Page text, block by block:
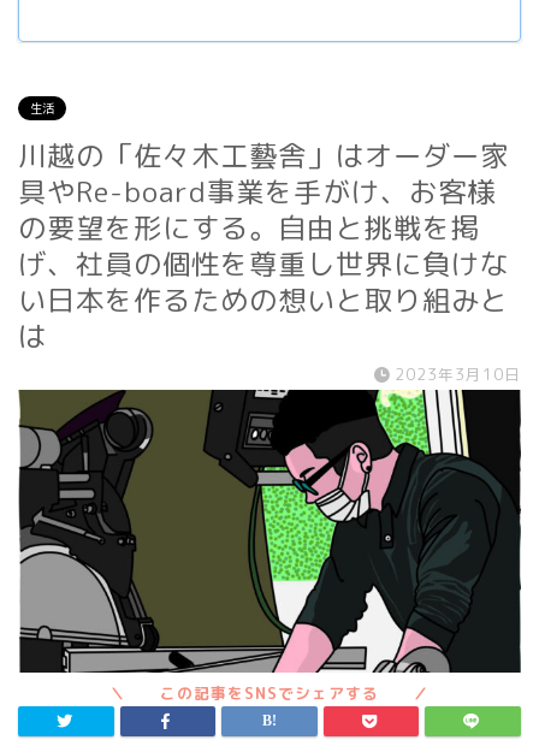
生活
川越の「佐々木工藝舎」はオーダー家
具やRe-board事業を手がけ、お客様
の要望を形にする。自由と挑戦を掲
げ、社員の個性を尊重し世界に負けな
い日本を作るための想いと取り組みと
は
2023年3月10日